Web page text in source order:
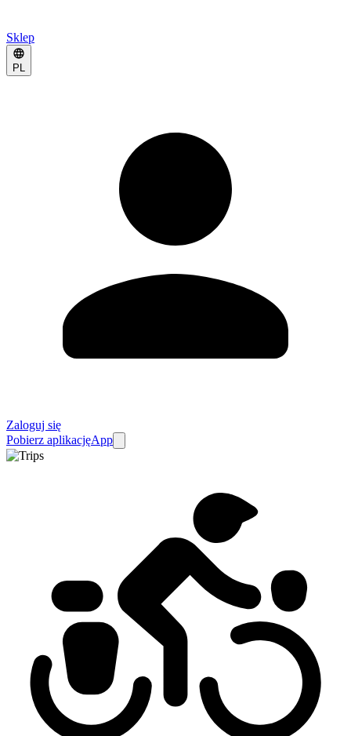
Sklep
PL
Zaloguj się
Pobierz aplikacjęApp